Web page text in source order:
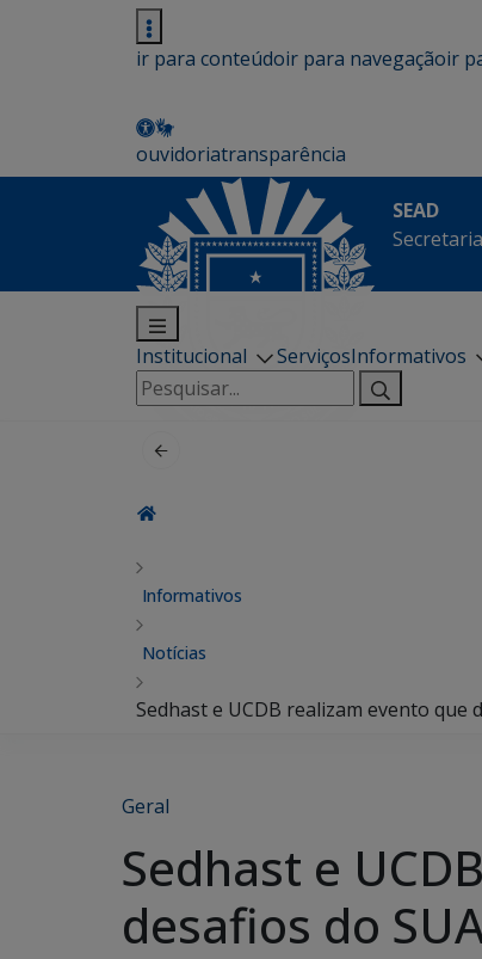
ir para conteúdoir para navegaçãoir
ouvidoriatransparência
SEAD
Institucional ServiçosInformativos
Pesquisar
por:
Informativos
Notícias
Sedhast e UCDB realizam evento que
Geral
Sedhast e
desafios do